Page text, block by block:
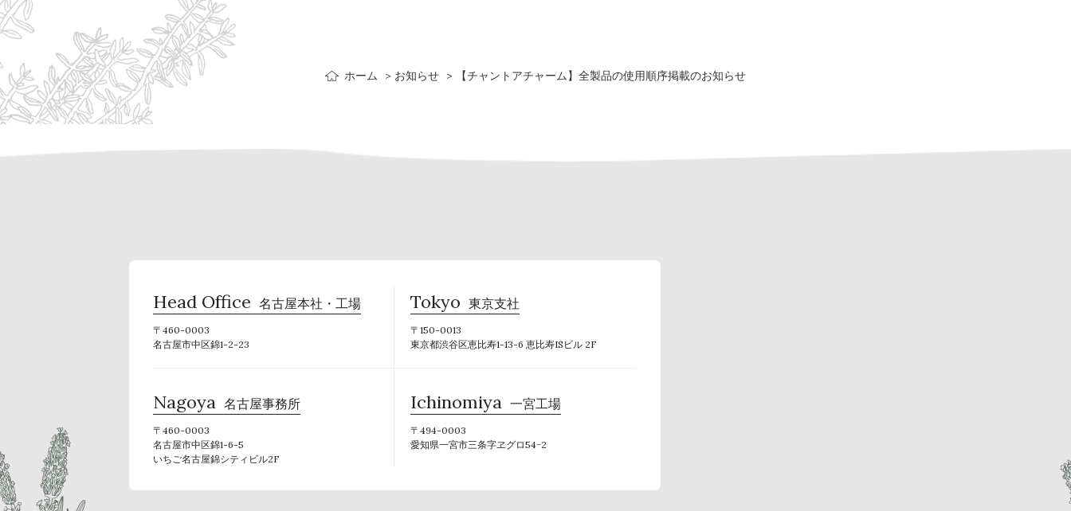
ホーム お知らせ 【チャントアチャーム】全製品の使用順序掲載のお知らせ
Head Office 名古屋本社・工場
〒460-0003
名古屋市中区錦1-2-23
Tokyo 東京支社
〒150-0013
東京都渋谷区恵比寿1-13-6 恵比寿ISビル 2F
Nagoya 名古屋事務所
〒460-0003
名古屋市中区錦1-6-5
いちご名古屋錦シティビル2F
Ichinomiya 一宮工場
〒494-0003
愛知県一宮市三条字ヱグロ54−2